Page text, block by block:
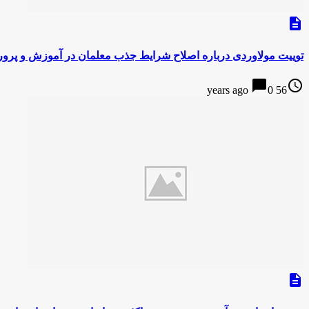
description
توییت مولاوردی درباره اصلاح شرایط جذب معلمان در آموزش و
access_time
56 years ago
chat_bubble0
description